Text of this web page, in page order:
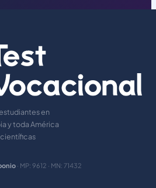
en
y toda América
· MP: 9612 · MN: 71432